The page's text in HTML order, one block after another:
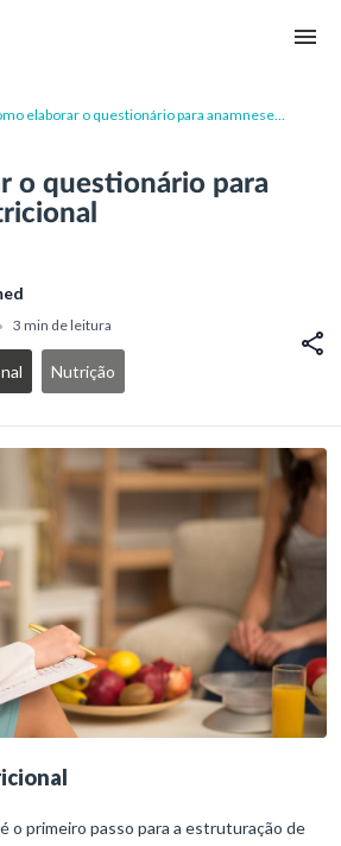
elaborar o questionário para anamnese
o questionário para
3 min de leitura
Nutrição
o primeiro passo para a estruturação de